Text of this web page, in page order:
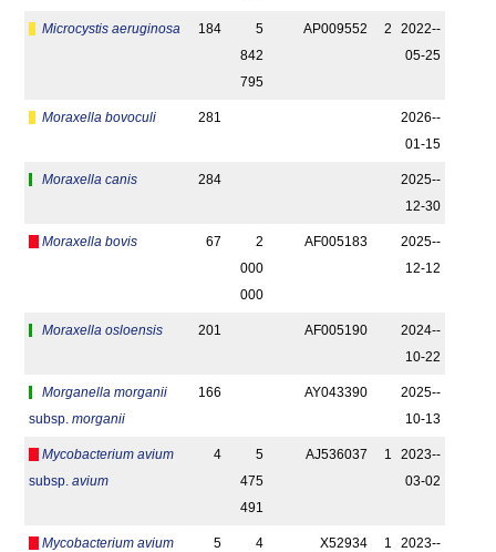
Microcystis aeruginosa 184
5
842
795
AP009552 2
2022-­
05-25
Moraxella bovoculi 281
2026-­
01-15
Moraxella canis 284
2025-­
12-30
Moraxella bovis 67
2
000
000
AF005183
2025-­
12-12
Moraxella osloensis 201 AF005190
2024-­
10-22
Morganella morganii
subsp. morganii
166 AY043390
2025-­
10-13
Mycobacterium avium
subsp. avium
4
5
475
491
AJ536037 1
2023-­
03-02
Mycobacterium avium
5
4
X52934 1
2023-­